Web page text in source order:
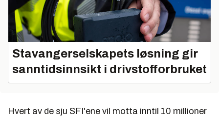
Stavangerselskapets løsning gir
sanntidsinnsikt i drivstofforbruket
Hvert av de sju SFI'ene vil motta inntil 10 millioner